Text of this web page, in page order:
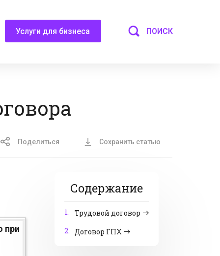
Услуги для бизнеса ПОИСК
Поделиться Сохранить статью
Содержание
1.
Трудовой договор
2. Договор ГПХ
при